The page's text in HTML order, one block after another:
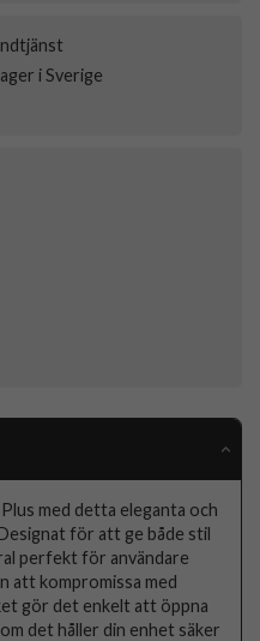
i Sverige
Plus med detta eleganta och
för att ge både stil
perfekt för användare
att kompromissa med
gör det enkelt att öppna
det håller din enhet säker